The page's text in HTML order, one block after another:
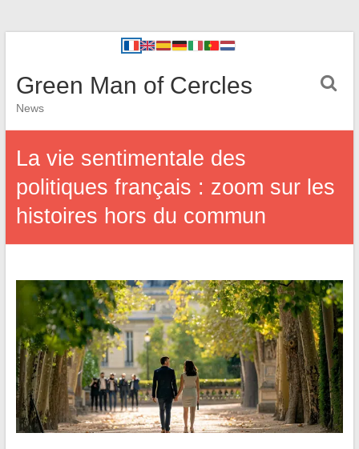
Green Man of Cercles
News
La vie sentimentale des
politiques français : zoom sur les
histoires hors du commun